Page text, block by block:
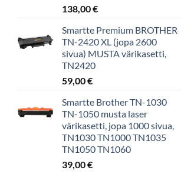
138,00€
Smartte Premium BROTHER
TN-2420 XL (jopa 2600
sivua) MUSTA värikasetti,
TN2420
59,00€
Smartte Brother TN-1030
TN-1050 musta laser
värikasetti, jopa 1000 sivua,
TN1030 TN1000 TN1035
TN1050 TN1060
39,00€